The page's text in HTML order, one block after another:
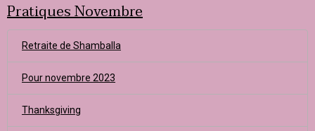
Pratiques Novembre
Retraite de Shamballa
Pour novembre 2023
Thanksgiving